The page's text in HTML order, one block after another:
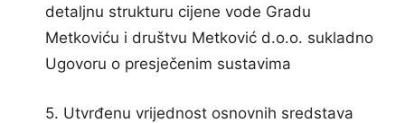
detaljnu strukturu cijene vode Gradu
Metkoviću i društvu Metković d.o.o. sukladno
Ugovoru o presječenim sustavima
5. Utvrđenu vrijednost osnovnih sredstava